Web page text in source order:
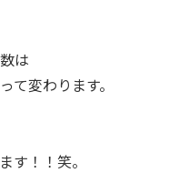
は
て変わります。
す！！笑。